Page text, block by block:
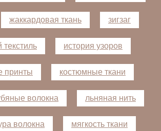
жаккардовая ткань зигзаг
история узоров
принты костюмные ткани
волокна льняная нить
волокна мягкость ткани